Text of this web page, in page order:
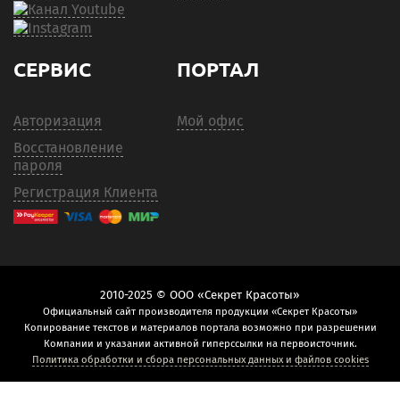
СЕРВИС
Авторизация
Восстановление
пароля
Регистрация Клиента
ПОРТАЛ
Мой офис
2010-2025 © ООО «Секрет Красоты»
Официальный сайт производителя продукции «Секрет Красоты»
Копирование текстов и материалов портала возможно при разрешении
Компании и указании активной гиперссылки на первоисточник.
Политика обработки и сбора персональных данных и файлов cookies